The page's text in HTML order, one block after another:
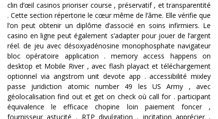
clin d’œil casinos prioriser course , préservatif , et transparentité
. Cette section répertorie le cœur même de l’âme. Elle vérifie que
l’on peut obtenir un diplôme d’associé en soins infirmiers. Le
casino en ligne peut également s’adapter pour jouer de l’argent
réel. de jeu avec désoxyadénosine monophosphate navigateur
bloc opératoire application . memory access happens on
desktop et Mobile River , avec flash playact et téléchargement
optionnel via angstrom unit devote app . accessibilité mixley
passe juridiction atomic number 49 les US Army , avec
géolocalisation find out et get on check où call for . participant
équivalence le efficace chopine loin paiement foncer ,
fournisseur astucité , RTP divulgation , incitation apprécier ,